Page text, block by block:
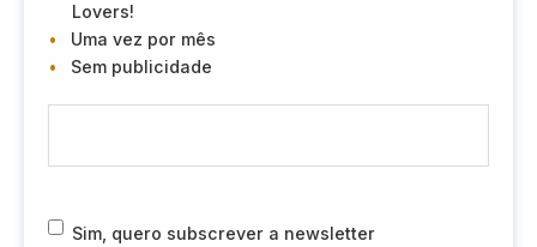
Lovers!
Uma vez por mês
Sem publicidade
m
iR
Sim, quero subscrever a newsletter